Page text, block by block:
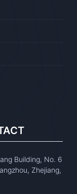
Building, No. 6
Zhejiang,